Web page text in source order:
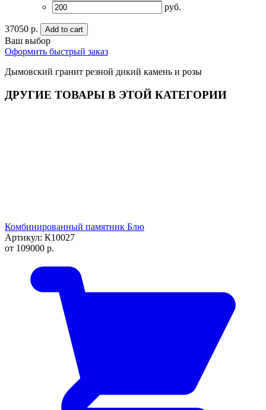
руб.
37050 р. Add to cart
Ваш выбор
Оформить быстрый заказ
Дымовский гранит резной дикий камень и розы
ДРУГИЕ ТОВАРЫ В ЭТОЙ КАТЕГОРИИ
Комбинированный памятник Блю
Артикул: К10027
от 109000 р.